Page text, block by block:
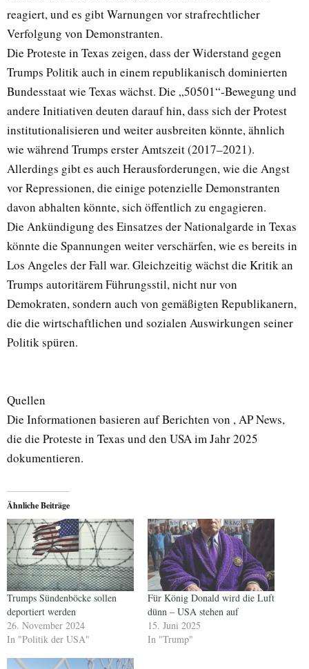
reagiert, und es gibt Warnungen vor strafrechtlicher
Verfolgung von Demonstranten.
Die Proteste in Texas zeigen, dass der Widerstand gegen
Trumps Politik auch in einem republikanisch dominierten
Bundesstaat wie Texas wächst. Die „50501“-Bewegung und
andere Initiativen deuten darauf hin, dass sich der Protest
institutionalisieren und weiter ausbreiten könnte, ähnlich
wie während Trumps erster Amtszeit (2017–2021).
Allerdings gibt es auch Herausforderungen, wie die Angst
vor Repressionen, die einige potenzielle Demonstranten
davon abhalten könnte, sich öffentlich zu engagieren.
Die Ankündigung des Einsatzes der Nationalgarde in Texas
könnte die Spannungen weiter verschärfen, wie es bereits in
Los Angeles der Fall war. Gleichzeitig wächst die Kritik an
Trumps autoritärem Führungsstil, nicht nur von
Demokraten, sondern auch von gemäßigten Republikanern,
die die wirtschaftlichen und sozialen Auswirkungen seiner
Politik spüren.
Quellen
Die Informationen basieren auf Berichten von , AP News,
die die Proteste in Texas und den USA im Jahr 2025
dokumentieren.
Ähnliche Beiträge
Trumps Sündenböcke sollen
deportiert werden
26. November 2024
In "Politik der USA"
Für König Donald wird die Luft
dünn – USA stehen auf
15. Juni 2025
In "Trump"